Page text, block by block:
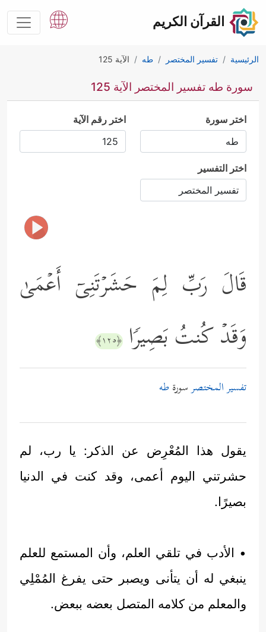
القرآن الكريم
الرئيسية تفسير المختصر طه الآية 125
سورة طه تفسير المختصر الآية 125
اختر سورة اختر رقم الآية
اختر التفسير
قَالَ رَبِّ لِمَ حَشَرۡتَنِیۤ أَعۡمَىٰ
وَقَدۡ كُنتُ بَصِیرࣰا ﴿١٢٥﴾
تفسير المختصرسورة طه
يقول هذا المُعْرِض عن الذكر: يا رب، لم
حشرتني اليوم أعمى، وقد كنت في الدنيا
بصيرًا.
• الأدب في تلقي العلم، وأن المستمع للعلم
ينبغي له أن يتأنى ويصبر حتى يفرغ المُمْلِي
والمعلم من كلامه المتصل بعضه ببعض.